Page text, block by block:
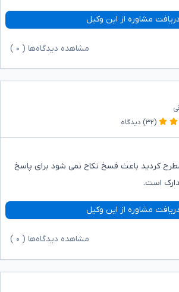
دریافت مشاوره از این وکیل
مشاهده دیدگاه‌ها ( ۰
(۳۲) دیدگاه
کردید باعث فسخ نکاح نمی شود برای پاسخ
است.
دریافت مشاوره از این وکیل
مشاهده دیدگاه‌ها ( ۰